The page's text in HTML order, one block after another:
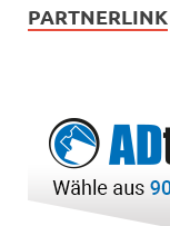
PARTNERLINK